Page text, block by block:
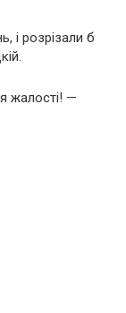
і розрізали б
жалості! —